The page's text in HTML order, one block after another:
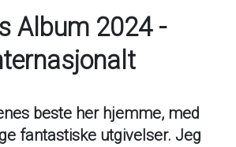
Album 2024 -
beste her hjemme, med
fantastiske utgivelser. Jeg